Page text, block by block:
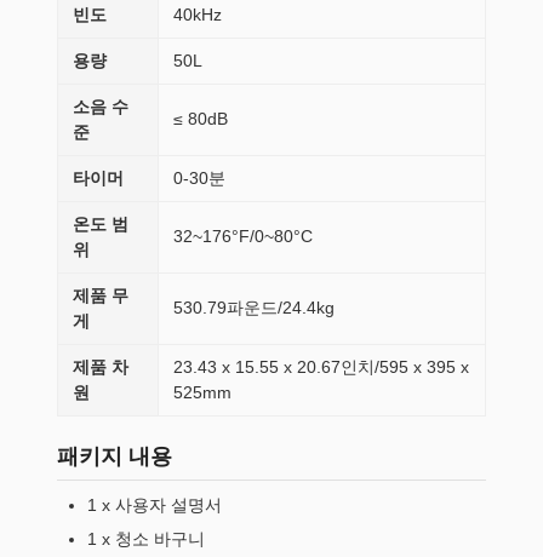
빈도 40kHz
용량 50L
소음 수
준
≤ 80dB
타이머 0-30분
온도 범
위
32~176°F/0~80°C
제품 무
게
530.79파운드/24.4kg
제품 차
원
23.43 x 15.55 x 20.67인치/595 x 395 x
525mm
패키지 내용
1 x 사용자 설명서
1 x 청소 바구니